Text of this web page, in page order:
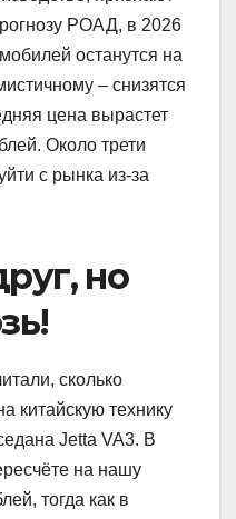
РОАД, в 2026
останутся на
– снизятся
цена вырастет
Около трети
с рынка из-за
но
сколько
китайскую технику
Jetta VA3. В
на нашу
тогда как в